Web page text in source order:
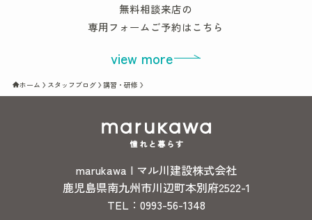
無料相談来店の
専用フォームご予約はこちら
view more
ホーム スタッフブログ 講習・研修
marukawa | マル川建設株式会社
鹿児島県南九州市川辺町本別府2522-1
TEL：0993-56-1348